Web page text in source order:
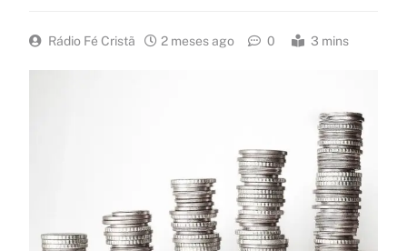
Rádio Fé Cristã 2 meses ago 0 3 mins